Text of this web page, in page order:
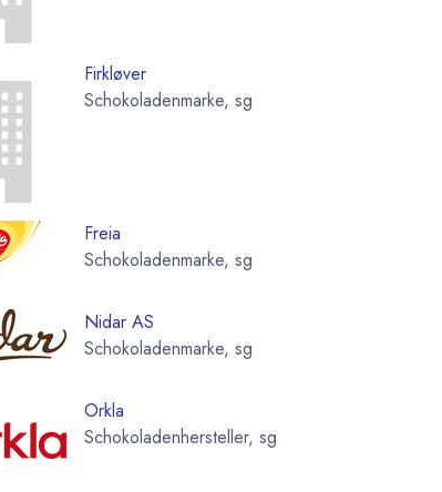
Firkløver
Schokoladenmarke, sg
Freia
Schokoladenmarke, sg
Nidar AS
Schokoladenmarke, sg
Orkla
Schokoladenhersteller, sg